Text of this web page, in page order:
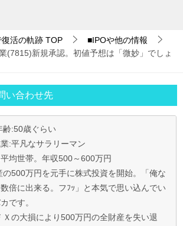
活の軌跡 TOP
■IPOや他の情報
(7815)新規承認。初値予想は「微妙」でしょ
い合わせ先
:50歳ぐらい
:平凡なサラリーマン
均世帯。年収500～600万円
500万円を元手に株式投資を開始。「俺な
倍に出来る。フﾌｯ」と本気で思い込んでい
です。
の大損により500万円の全財産を失い退